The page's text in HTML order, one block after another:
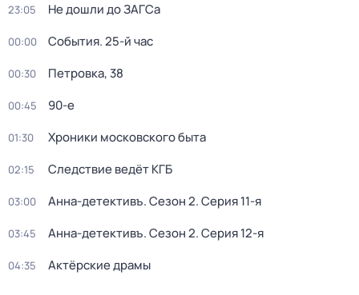
23:05 Не дошли до ЗАГСа
00:00 События. 25-й час
00:30 Петровка, 38
00:45 90-е
01:30 Хроники московского быта
02:15 Следствие ведёт КГБ
03:00 Анна-детективъ. Сезон 2. Серия 11-я
03:45 Анна-детективъ. Сезон 2. Серия 12-я
04:35 Актёрские драмы